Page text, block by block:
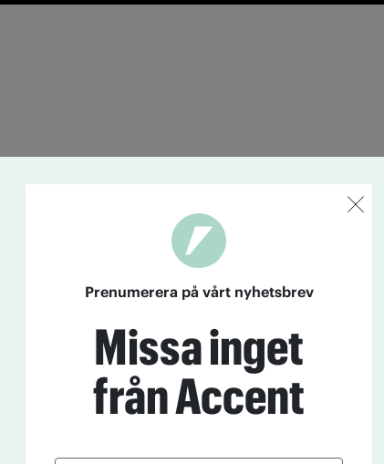
Prenumerera på vårt nyhetsbrev
Missa inget
från Accent